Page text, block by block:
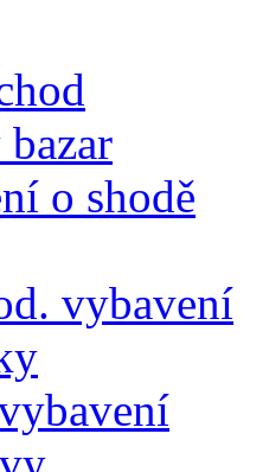
o shodě
vybavení